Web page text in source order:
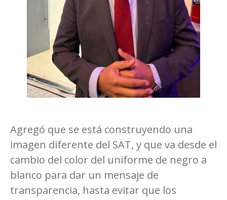
Agregó que se está construyendo una
imagen diferente del SAT, y que va desde el
cambio del color del uniforme de negro a
blanco para dar un mensaje de
transparencia, hasta evitar que los